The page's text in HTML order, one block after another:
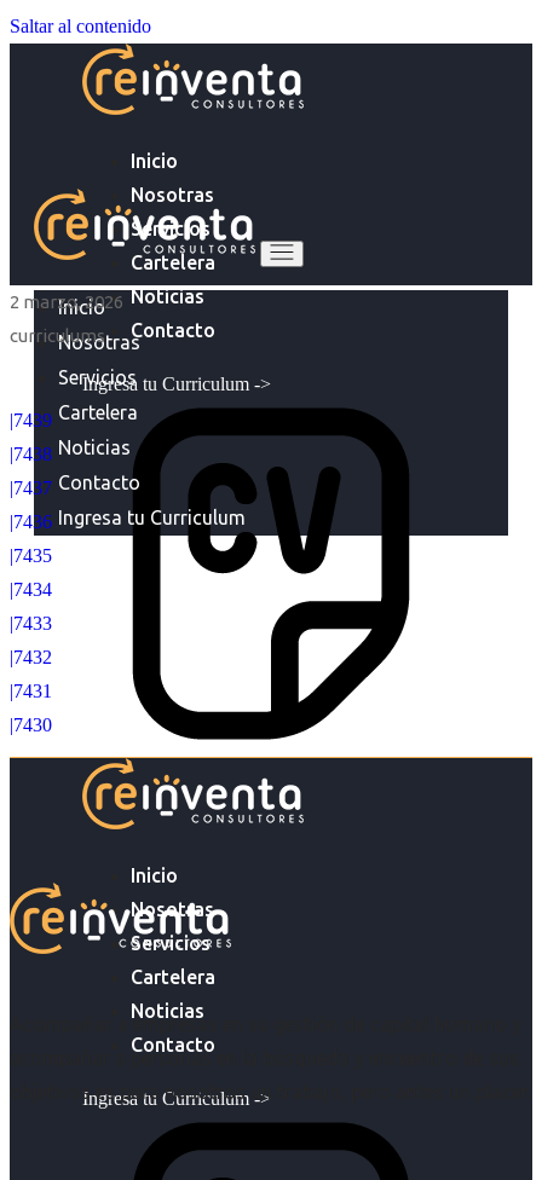
Saltar al contenido
Inicio
Nosotras
Servicios
Cartelera
Noticias
Contacto
Ingresa tu Curriculum ->
Inicio
Nosotras
Servicios
Cartelera
Noticias
Contacto
Ingresa tu Curriculum ->
Inicio
Nosotras
Servicios
Cartelera
Noticias
Contacto
Ingresa tu Curriculum
2 marzo, 2026
curriculums
|7439
|7438
|7437
|7436
|7435
|7434
|7433
|7432
|7431
|7430
Acompañar a empresas en su gestión de capital humano y
acompañar a personas en la búsqueda y encuentro de sus
objetivos es para nosotros un trabajo, pero antes un placer.